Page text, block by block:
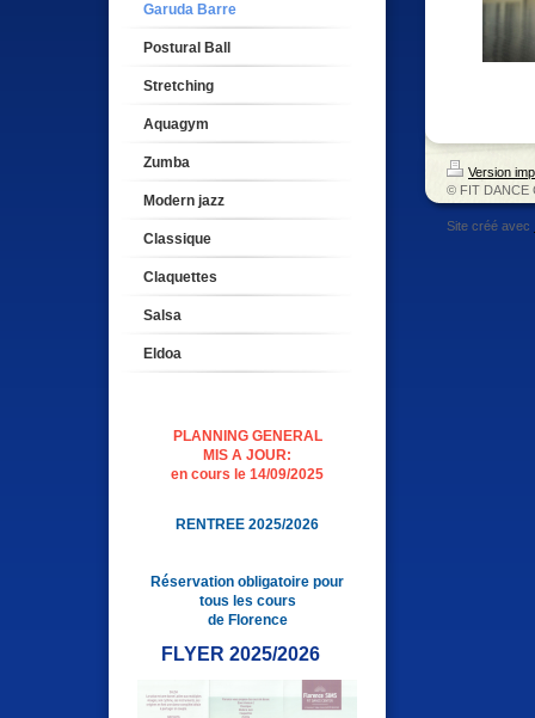
Garuda Barre
Postural Ball
Stretching
Aquagym
Zumba
Modern jazz
Classique
Claquettes
Salsa
Eldoa
PLANNING GENERAL
MIS A JOUR:
en cours le 14/09/2025
RENTREE 2025/2026
Réservation obligatoire pour
tous les cours
de Florence
FLYER 2025/2026
Version
© FIT DANCE
Site créé avec